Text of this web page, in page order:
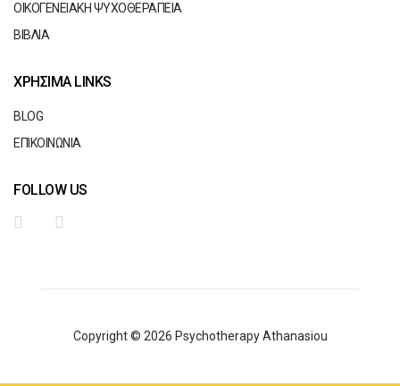
ΟΙΚΟΓΕΝΕΙΑΚΗ ΨΥΧΟΘΕΡΑΠΕΙΑ
ΒΙΒΛΙΑ
ΧΡΗΣΙΜΑ LINKS
BLOG
ΕΠΙΚΟΙΝΩΝΙΑ
FOLLOW US
Copyright © 2026 Psychotherapy Athanasiou